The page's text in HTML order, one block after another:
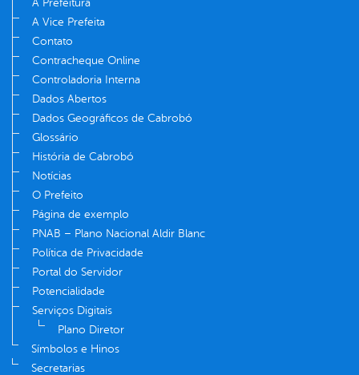
A Prefeitura
A Vice Prefeita
Contato
Contracheque Online
Controladoria Interna
Dados Abertos
Dados Geográficos de Cabrobó
Glossário
História de Cabrobó
Notícias
O Prefeito
Página de exemplo
PNAB – Plano Nacional Aldir Blanc
Política de Privacidade
Portal do Servidor
Potencialidade
Serviços Digitais
Plano Diretor
Símbolos e Hinos
Secretarias